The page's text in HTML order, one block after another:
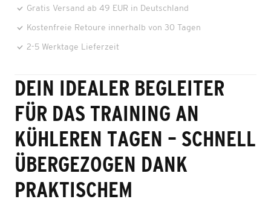
Gratis Versand ab 49 EUR in Deutschland
Kostenfreie Retoure innerhalb von 30 Tagen
2-5 Werktage Lieferzeit
DEIN IDEALER BEGLEITER
FÜR DAS TRAINING AN
KÜHLEREN TAGEN – SCHNELL
ÜBERGEZOGEN DANK
PRAKTISCHEM